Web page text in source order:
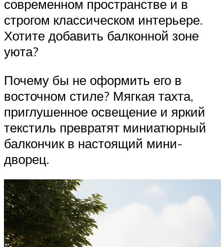
современном пространстве и в
строгом классическом интерьере.
Хотите добавить балконной зоне
уюта?
Почему бы не оформить его в
восточном стиле? Мягкая тахта,
приглушенное освещение и яркий
текстиль превратят миниатюрный
балкончик в настоящий мини-
дворец.